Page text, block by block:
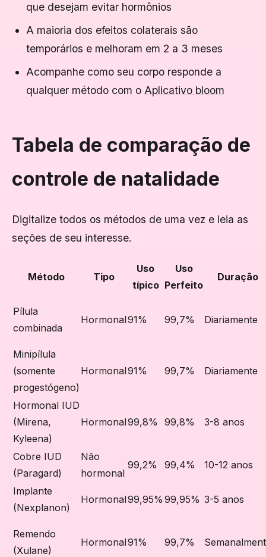
que desejam evitar hormônios
A maioria dos efeitos colaterais são
temporários e melhoram em 2 a 3 meses
Acompanhe como seu corpo responde a
qualquer método com o Aplicativo bloom
Tabela de comparação de
controle de natalidade
Digitalize todos os métodos de uma vez e leia as
seções de seu interesse.
Método Tipo
Uso
típico
Uso
Perfeito
Duração
Pílula
combinada
Hormonal91% 99,7% Diariamente
Minipílula
(somente
progestógeno)
Hormonal91% 99,7% Diariamente
Hormonal IUD
(Mirena,
Kyleena)
Hormonal99,8% 99,8% 3-8 anos
Cobre IUD
(Paragard)
Não
hormonal
99,2% 99,4% 10-12 anos
Implante
(Nexplanon)
Hormonal99,95% 99,95% 3-5 anos
Remendo
(Xulane)
Hormonal91% 99,7%